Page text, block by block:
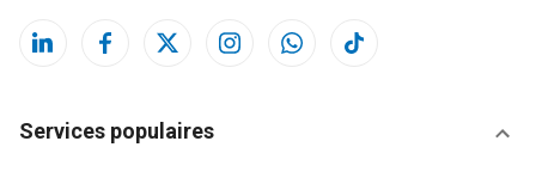
Services populaires